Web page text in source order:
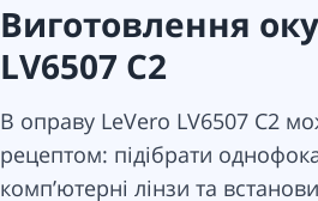
Виготовлення
LV6507 C2
В оправу LeVero LV6507 C2
рецептом: підібрати
комп’ютерні лінзи та